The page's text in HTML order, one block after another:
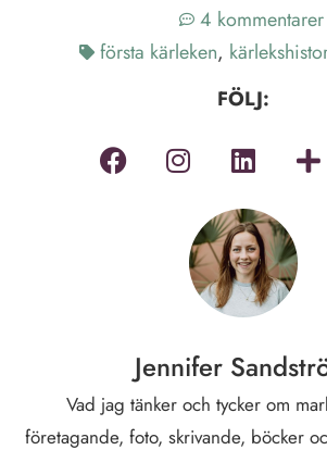
4 kommentarer
första kärleken,
FÖLJ:
Jennifer
Vad jag tänker och tycker om
företagande, foto, skrivande, böcker